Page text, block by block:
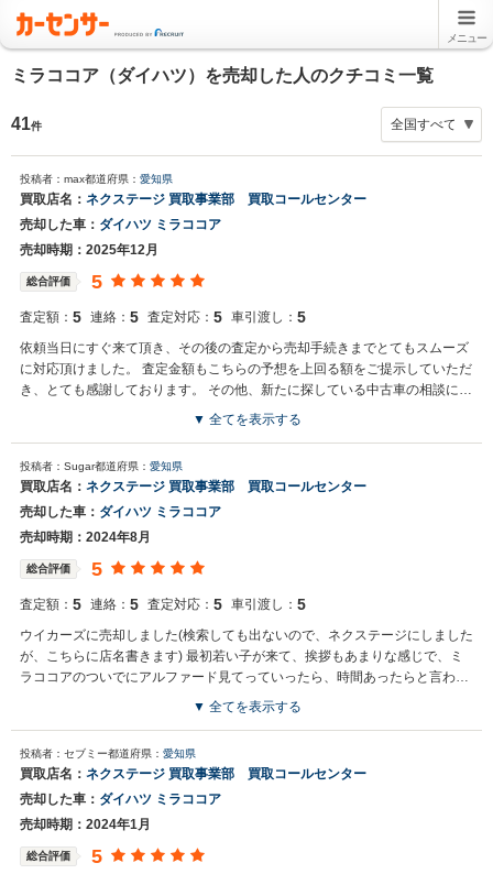
メニュー
ミラココア（ダイハツ）を売却した人のクチコミ一覧
41件
投稿者：max都道府県： 愛知県
買取店名： ネクステージ 買取事業部 買取コールセンター
売却した車： ダイハツ ミラココア
売却時期：2025年12月
総合評価 5
査定額： 5 連絡： 5 査定対応： 5 車引渡し： 5
依頼当日にすぐ来て頂き、その後の査定から売却手続きまでとてもスムーズ
に対応頂けました。 査定金額もこちらの予想を上回る額をご提示していただ
き、とても感謝しております。 その他、新たに探している中古車の相談にも
快く対応いただき、今後も何かあればまたお世話になりたいと思えるお取引
▼ 全てを表示する
投稿者：Sugar都道府県： 愛知県
買取店名： ネクステージ 買取事業部 買取コールセンター
売却した車： ダイハツ ミラココア
売却時期：2024年8月
総合評価 5
査定額： 5 連絡： 5 査定対応： 5 車引渡し： 5
ウイカーズに売却しました(検索しても出ないので、ネクステージにしました
が、こちらに店名書きます) 最初若い子が来て、挨拶もあまりな感じで、ミ
ラココアのついでにアルファード見てっていったら、時間あったらと言わ
れ、？と思いましたが、他の業者さんも見えたので、順番にミラココア見て
回答なく上の方から電話あり、すぐに僕が対応しますと30分後に店長が来ま
した 店長は8月に長野から名古屋に来て、土地勘ないですが、自宅に来てく
れて、平謝りで部下の指導もきちんと対応しますと言ってました 車の方も
12万円より高く取ってくれて、オイル交換サービス券もつけてくれたので、
本当に良かったです ビックモーターからウイカーズに変わりましたが、信用
第一で頑張ると言ってたので、僕もアルファードから乗り換えの車探してた
▼ 全てを表示する
投稿者：セブミー都道府県： 愛知県
買取店名： ネクステージ 買取事業部 買取コールセンター
売却した車： ダイハツ ミラココア
売却時期：2024年1月
総合評価 5